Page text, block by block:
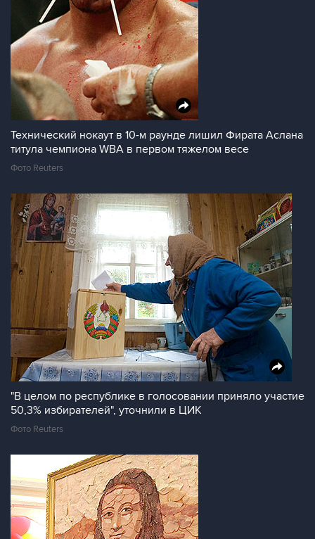
Технический нокаут в 10-м раунде лишил Фирата Аслана
титула чемпиона WBA в первом тяжелом весе
Фото Reuters
"В целом по республике в голосовании приняло участие
50,3% избирателей", уточнили в ЦИК
Фото Reuters